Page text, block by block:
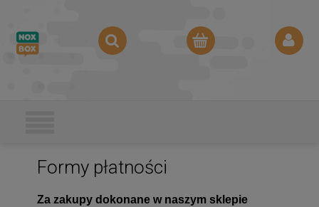
Formy płatności
Za zakupy dokonane w naszym sklepie